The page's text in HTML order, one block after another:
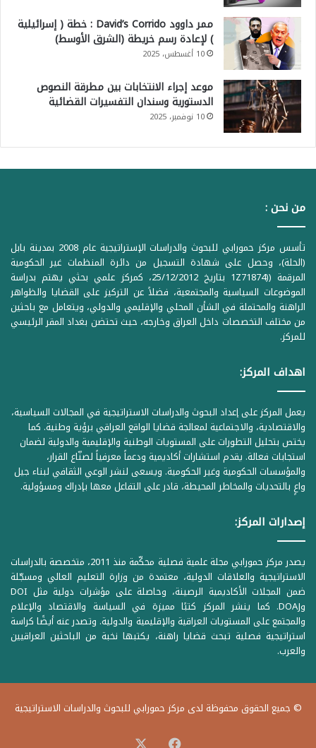
ممر داوود David’s Corrido : خطة ( إسرائيلية
) لإعادة رسم خريطة (الشرق الأوسط)
10 أغسطس، 2025
موعد إجراء الانتخابات بين مطرقة النصوص
الدستورية وسندان التفسيرات القضائية
10 نوفمبر، 2025
من نحن :
تأسس مركز حمورابي للبحوث والدراسات الإستراتيجية عام 2008 بمدينة بابل
(الحلة)، وحصل على شهادة التسجيل من دائرة المنظمات غير الحكومية
المرقمة ((1Z71874 بتاريخ 25/12/2012، كمركز علمي بحثي يهتم بدراسة
الموضوعات السياسية والمجتمعية، فضلاً عن التركيز على القضايا والظواهر
الراهنة والمحتملة في الشأن المحلي والإقليمي والدولي، ويتعامل مع باحثين
من مختلف التخصصات داخل العراق وخارجه، حيث تحتضن بغداد المقر الرئيسي
للمركز.
اهداف المركز:
يعمل المركز على إعداد البحوث والدراسات الاستراتيجية في المجالات السياسية،
والاقتصادية، والاجتماعية لمعالجة قضايا الواقع العراقي برؤية وطنية. كما
يختص بتحليل التطورات على المستويات الوطنية والإقليمية والدولية لضمان
استجابات فعالة. يقدم استشارات أكاديمية ودعماً معرفياً لصنّاع القرار،
والمؤسسات الحكومية وغير الحكومية. ويسعى لنشر الوعي الثقافي لبناء جيل
واعٍ بالتحديات والمخاطر المحيطة، قادر على التفاعل معها بإدراك ومسؤولية.
إصدارات المركز:
يصدر مركز حمورابي مجلة علمية فصلية محكّمة منذ 2011، متخصصة بالدراسات
الاستراتيجية والعلاقات الدولية، معتمدة من وزارة التعليم العالي ومسجّلة
ضمن المجلات الأكاديمية الرصينة، وحاصلة على مؤشرات دولية مثل DOI
وDOAJ. كما ينشر المركز كتبًا مميزة في السياسة والاقتصاد والإعلام
والمجتمع على المستويات العراقية والإقليمية والدولية. وتصدر عنه أيضًا كراسة
استراتيجية فصلية تبحث قضايا راهنة، يكتبها نخبة من الباحثين العراقيين
والعرب.
© جميع الحقوق محفوظة لدى مركز حمورابي للبحوث والدراسات الاستراتيجية